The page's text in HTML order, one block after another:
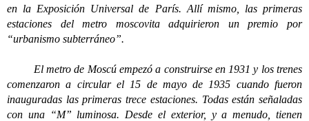
en la Exposición Universal de París. Allí mismo, las primeras
estaciones del metro moscovita adquirieron un premio por
“urbanismo subterráneo”.
El metro de Moscú empezó a construirse en 1931 y los trenes
comenzaron a circular el 15 de mayo de 1935 cuando fueron
inauguradas las primeras trece estaciones. Todas están señaladas
con una “M” luminosa. Desde el exterior, y a menudo, tienen